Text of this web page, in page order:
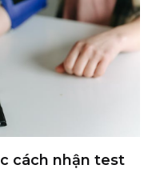
cách nhận test